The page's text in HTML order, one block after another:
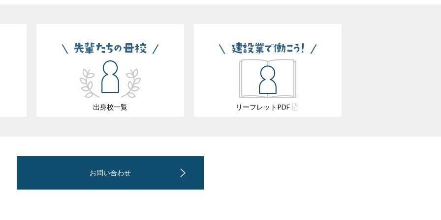
出身校一覧 リーフレット PDF
お問い合わせ